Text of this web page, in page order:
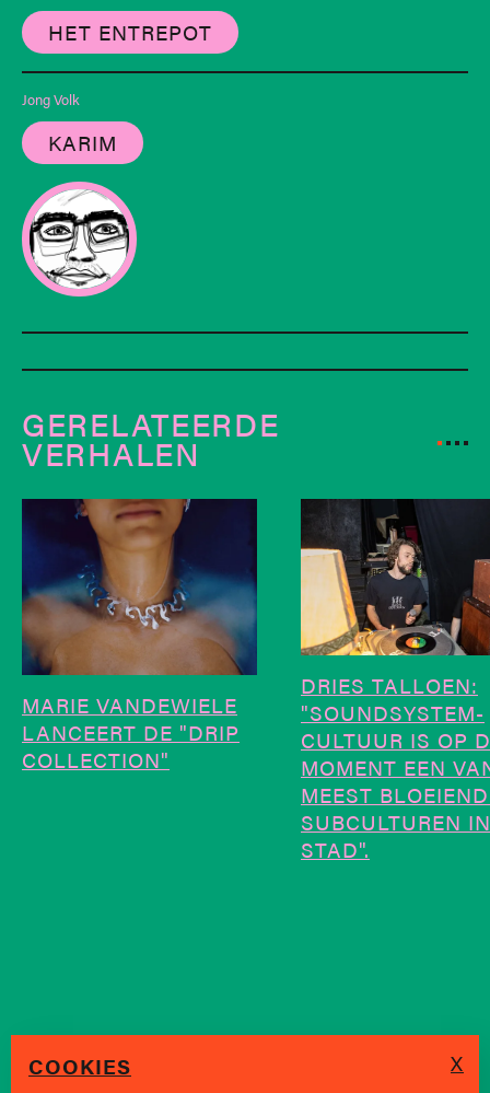
HET ENTREPOT
Jong Volk
KARIM
GERELATEERDE
VERHALEN
MARIE VANDEWIELE
LANCEERT DE "DRIP
COLLECTION"
DRIES TALLOEN:
"SOUNDSYSTEM-
CULTUUR IS OP
MOMENT EEN
MEEST
SUBCULTUREN
STAD".
COOKIES
X